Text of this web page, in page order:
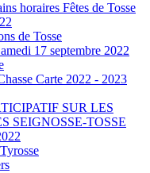
horaires Fêtes de Tosse
de Tosse
17 septembre 2022
Carte 2022 - 2023
SUR LES
SEIGNOSSE-TOSSE